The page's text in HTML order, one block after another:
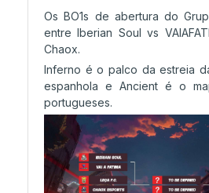
Os BO1s de abertura do
entre Iberian Soul vs
Chaox.
Inferno é o palco da estreia
espanhola e Ancient é o
portugueses.